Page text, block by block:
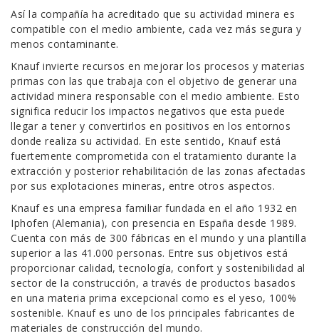
Así la compañía ha acreditado que su actividad minera es
compatible con el medio ambiente, cada vez más segura y
menos contaminante.
Knauf invierte recursos en mejorar los procesos y materias
primas con las que trabaja con el objetivo de generar una
actividad minera responsable con el medio ambiente. Esto
significa reducir los impactos negativos que esta puede
llegar a tener y convertirlos en positivos en los entornos
donde realiza su actividad. En este sentido, Knauf está
fuertemente comprometida con el tratamiento durante la
extracción y posterior rehabilitación de las zonas afectadas
por sus explotaciones mineras, entre otros aspectos.
Knauf es una empresa familiar fundada en el año 1932 en
Iphofen (Alemania), con presencia en España desde 1989.
Cuenta con más de 300 fábricas en el mundo y una plantilla
superior a las 41.000 personas. Entre sus objetivos está
proporcionar calidad, tecnología, confort y sostenibilidad al
sector de la construcción, a través de productos basados
en una materia prima excepcional como es el yeso, 100%
sostenible. Knauf es uno de los principales fabricantes de
materiales de construcción del mundo.